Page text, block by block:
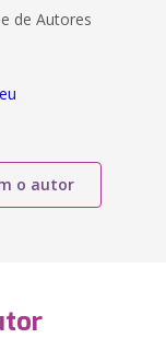
de Autores
o autor